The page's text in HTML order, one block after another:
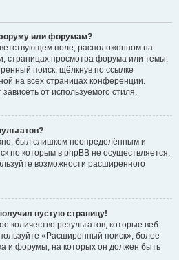
или форумам?
поле, расположенном на
страницах просмотра форума или темы.
поиск, щёлкнув по ссылке
на всех страницах конференции.
от используемого стиля.
был слишком неопределённым и
по которым в phpBB не осуществляется.
возможности расширенного
пустую страницу!
количество результатов, которые веб-
«Расширенный поиск», более
и форумы, на которых он должен быть